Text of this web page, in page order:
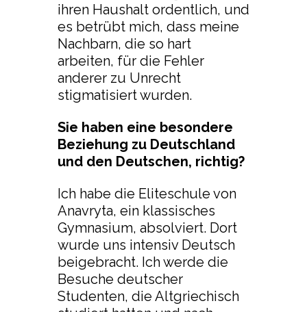
ihren Haushalt ordentlich, und
es betrübt mich, dass meine
Nachbarn, die so hart
arbeiten, für die Fehler
anderer zu Unrecht
stigmatisiert wurden.
Sie haben eine besondere
Beziehung zu Deutschland
und den Deutschen, richtig?
Ich habe die Eliteschule von
Anavryta, ein klassisches
Gymnasium, absolviert. Dort
wurde uns intensiv Deutsch
beigebracht. Ich werde die
Besuche deutscher
Studenten, die Altgriechisch